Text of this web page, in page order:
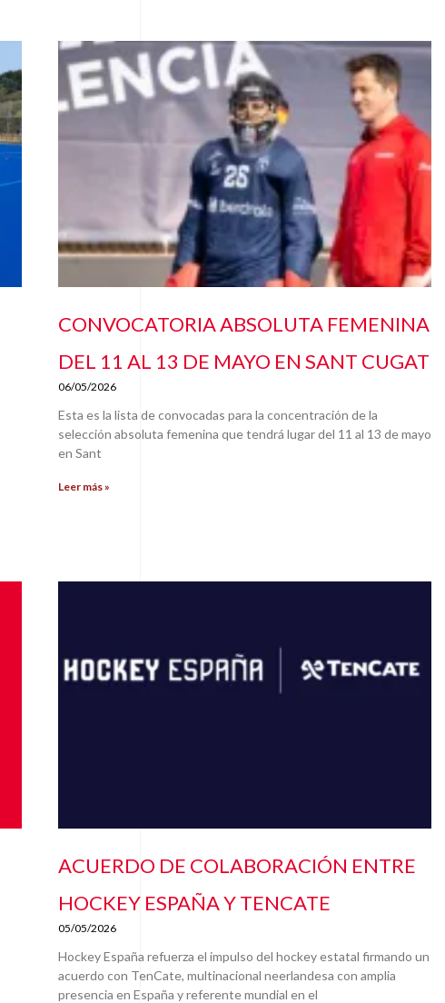
CONVOCATORIA ABSOLUTA FEMENINA
DEL 11 AL 13 DE MAYO EN SANT CUGAT
06/05/2026
Esta es la lista de convocadas para la concentración de la
selección absoluta femenina que tendrá lugar del 11 al 13 de mayo
en Sant
Leer más »
ACUERDO DE COLABORACIÓN ENTRE
HOCKEY ESPAÑA Y TENCATE
05/05/2026
Hockey España refuerza el impulso del hockey estatal firmando un
acuerdo con TenCate, multinacional neerlandesa con amplia
presencia en España y referente mundial en el